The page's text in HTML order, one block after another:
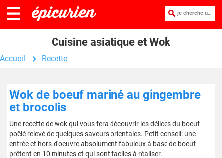
je cherche une recette :
Cuisine asiatique et Wok
Accueil Recette
Wok de boeuf mariné au gingembre
et brocolis
Une recette de wok qui vous fera découvrir les délices du boeuf
poêlé relevé de quelques saveurs orientales. Petit conseil: une
entrée et hors-d'oeuvre absolument fabuleux à base de boeuf
prêtent en 10 minutes et qui sont faciles à réaliser.